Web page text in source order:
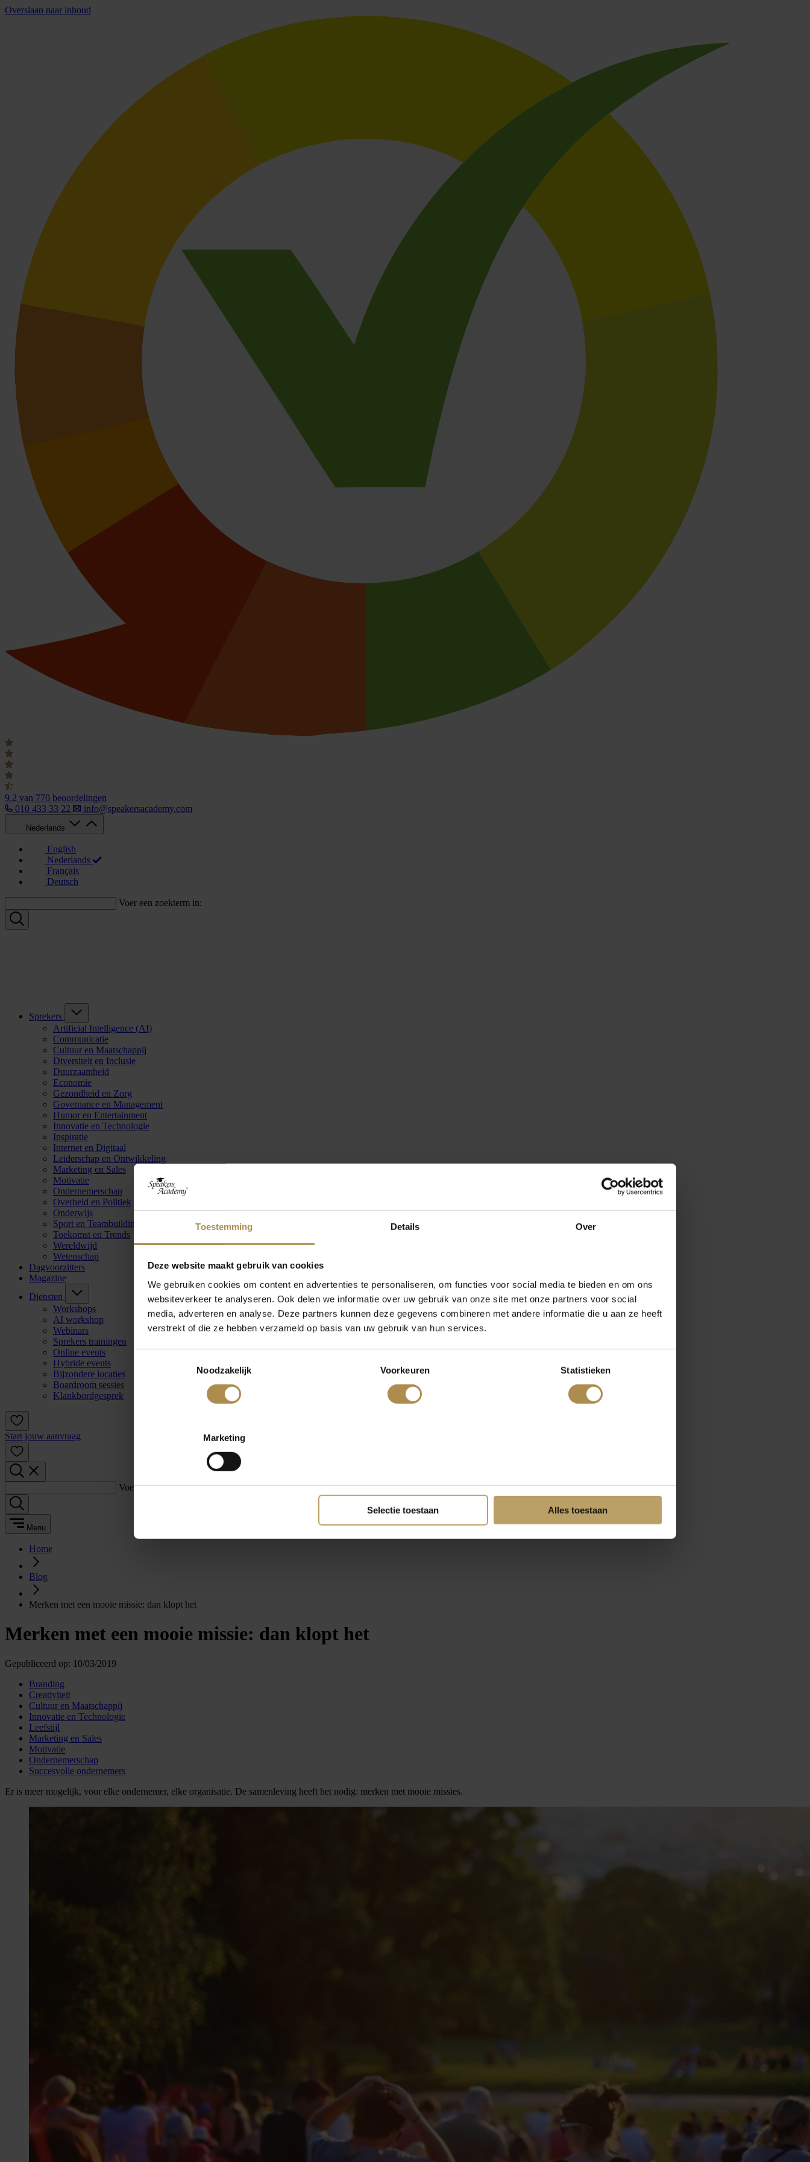
Toestemming Details Over
Deze website maakt gebruik van cookies
We gebruiken cookies om content en advertenties te personaliseren, om functies voor social media te bieden en om ons
websiteverkeer te analyseren. Ook delen we informatie over uw gebruik van onze site met onze partners voor social
media, adverteren en analyse. Deze partners kunnen deze gegevens combineren met andere informatie die u aan ze heeft
verstrekt of die ze hebben verzameld op basis van uw gebruik van hun services.
Noodzakelijk
Voorkeuren Statistieken
Marketing
Selectie toestaan Alles toestaan
Overslaan naar inhoud
9.2 van 770 beoordelingen
010 433 33 22
info@speakersacademy.com
Nederlands
English
Nederlands
Français
Deutsch
Voer een zoekterm in:
Sprekers
Artificial Intelligence (AI)
Communicatie
Cultuur en Maatschappij
Diversiteit en Inclusie
Duurzaamheid
Economie
Gezondheid en Zorg
Governance en Management
Humor en Entertainment
Innovatie en Technologie
Inspiratie
Internet en Digitaal
Leiderschap en Ontwikkeling
Marketing en Sales
Motivatie
Ondernemerschap
Overheid en Politiek
Onderwijs
Sport en Teambuilding
Toekomst en Trends
Wereldwijd
Wetenschap
Dagvoorzitters
Magazine
Diensten
Workshops
AI workshop
Webinars
Sprekers trainingen
Online events
Hybride events
Bijzondere locaties
Boardroom sessies
Klankbordgesprek
Start jouw aanvraag
Voer een zoekterm in:
Menu
Home
Blog
Merken met een mooie missie: dan klopt het
Merken met een mooie missie: dan klopt het
Gepubliceerd op: 10/03/2019
Branding
Creativiteit
Cultuur en Maatschappij
Innovatie en Technologie
Leefstijl
Marketing en Sales
Motivatie
Ondernemerschap
Succesvolle ondernemers
Er is meer mogelijk, voor elke ondernemer, elke organisatie. De samenleving heeft het nodig: merken met mooie missies.